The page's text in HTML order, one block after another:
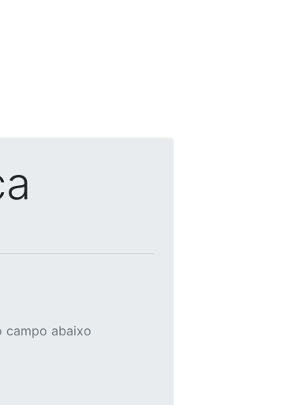
campo abaixo